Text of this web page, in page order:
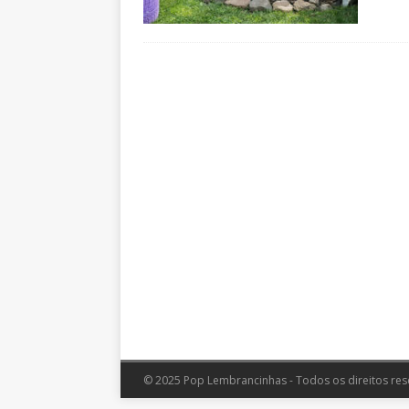
© 2025 Pop Lembrancinhas - Todos os direitos